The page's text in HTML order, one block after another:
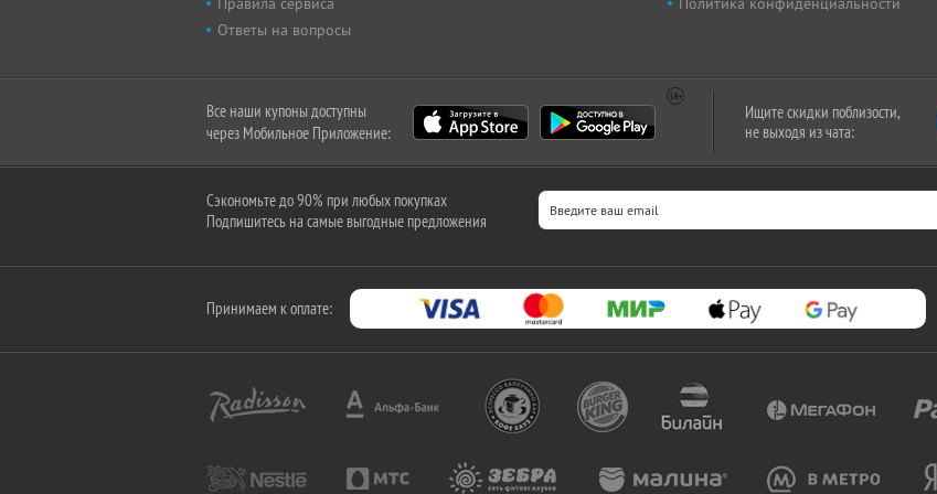
Ответы на вопросы
Все наши купоны доступны
через Мобильное Приложение:
Ищите скидки поблизости,
не выходя из чата:
Сэкономьте до 90% при любых покупках
Подпишитесь на самые выгодные предложения
Принимаем к оплате: